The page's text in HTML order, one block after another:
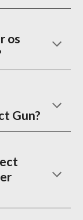
os
Gun?